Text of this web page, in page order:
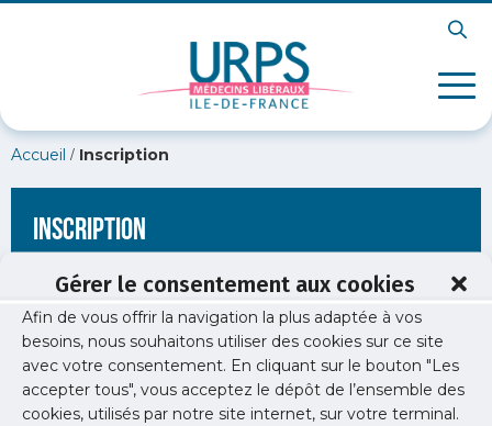
Gérer le consentement aux cookies
Afin de vous offrir la navigation la plus adaptée à vos
besoins, nous souhaitons utiliser des cookies sur ce site
avec votre consentement. En cliquant sur le bouton "Les
accepter tous", vous acceptez le dépôt de l’ensemble des
cookies, utilisés par notre site internet, sur votre terminal.
Accueil / Inscription
Inscription
[wppb-register form_name="inscription"
redirect_url="https://www.urps-med-idf.org/cesson-77-pose-
de-premiere-cloison-de-structure-liberale/img_7183-2/"]